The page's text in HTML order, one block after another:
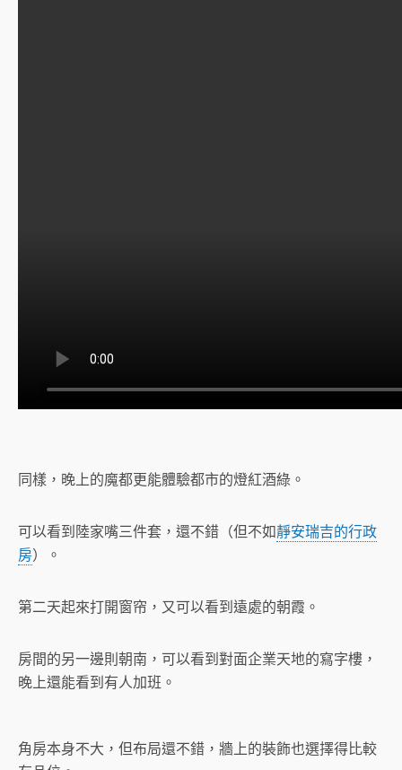
同樣，晚上的魔都更能體驗都市的燈紅酒綠。
可以看到陸家嘴三件套，還不錯（但不如靜安瑞吉的行政
房）。
第二天起來打開窗帘，又可以看到遠處的朝霞。
房間的另一邊則朝南，可以看到對面企業天地的寫字樓，
晚上還能看到有人加班。
角房本身不大，但布局還不錯，牆上的裝飾也選擇得比較